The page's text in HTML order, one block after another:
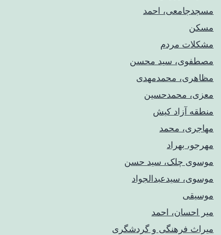
مسجدجامعی، احمد
مسکن
مشکلات مردم
مصطفوی، سید محسن
مظاهری، محمدمهدی
معزی، محمدحسین
منطقه آزاد کیش
مهاجری، محمد
مهرجو، بهراد
موسوی چلک، سید حسن
موسوی، سیدعبدالجواد
موسیقی
میر احسان، احمد
میراث فرهنگی و گردشگری